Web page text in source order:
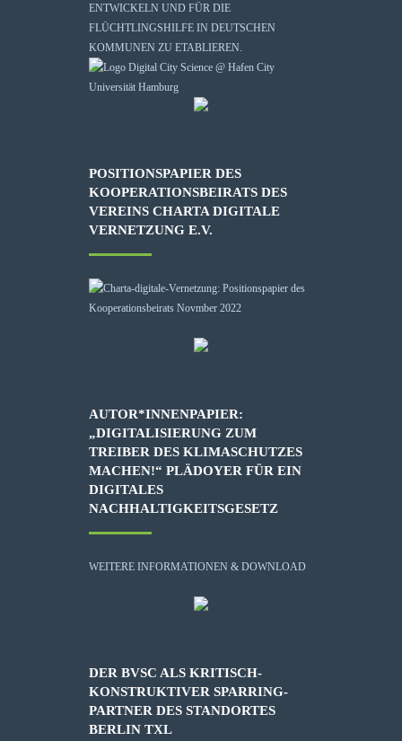
ENTWICKELN UND FÜR DIE
FLÜCHTLINGSHILFE IN DEUTSCHEN
KOMMUNEN ZU ETABLIEREN.
POSITIONSPAPIER DES
KOOPERATIONSBEIRATS DES
VEREINS CHARTA DIGITALE
VERNETZUNG E.V.
AUTOR*INNENPAPIER:
„DIGITALISIERUNG ZUM
TREIBER DES KLIMASCHUTZES
MACHEN!“ PLÄDOYER FÜR EIN
DIGITALES
NACHHALTIGKEITSGESETZ
WEITERE INFORMATIONEN & DOWNLOAD
DER BVSC ALS KRITISCH-
KONSTRUKTIVER SPARRING-
PARTNER DES STANDORTES
BERLIN TXL